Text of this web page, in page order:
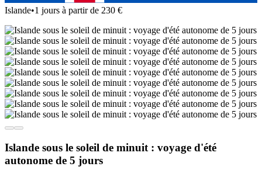
Islande•1 jours à partir de 230 €
Islande sous le soleil de minuit : voyage d'été
autonome de 5 jours